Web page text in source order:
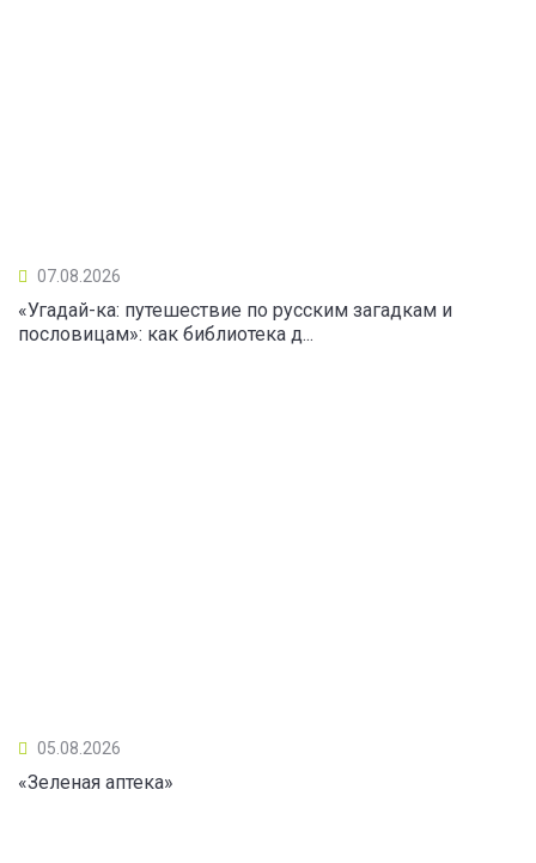
07.08.2026
«Угадай-ка: путешествие по русским загадкам и
пословицам»: как библиотека д...
05.08.2026
«Зеленая аптека»